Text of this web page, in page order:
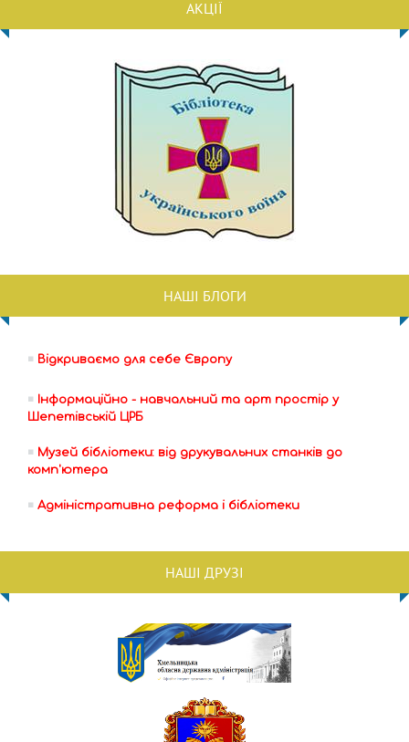
АКЦІЇ
НАШІ БЛОГИ
Відкриваємо для себе Європу
Інформаційно - навчальний та арт простір у
Шепетівській ЦРБ
Музей бібліотеки: від друкувальних станків до
комп'ютера
Адміністративна реформа і бібліотеки
НАШІ ДРУЗІ